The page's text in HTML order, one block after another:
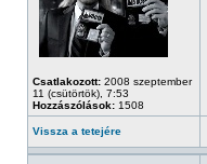
Csatlakozott: 2008 szeptember
11 (csütörtök), 7:53
Hozzászólások: 1508
Vissza a tetejére